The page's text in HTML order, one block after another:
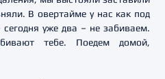
В овертайме у нас как под
уже два – не забиваем.
тебе. Поедем домой,